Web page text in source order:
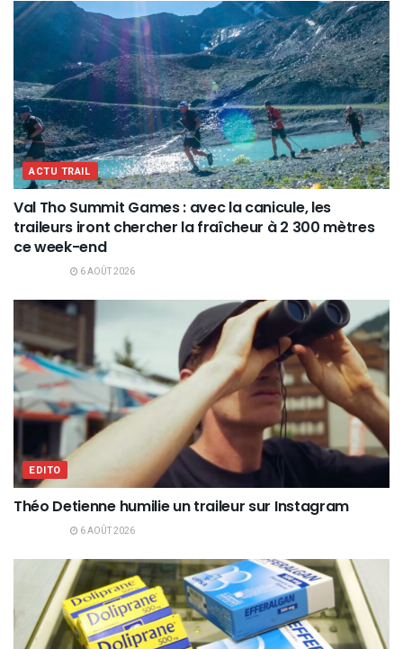
ACTU TRAIL
Val Tho Summit Games : avec la canicule, les
traileurs iront chercher la fraîcheur à 2 300 mètres
ce week-end
6 AOÛT 2026
EDITO
Théo Detienne humilie un traileur sur Instagram
6 AOÛT 2026